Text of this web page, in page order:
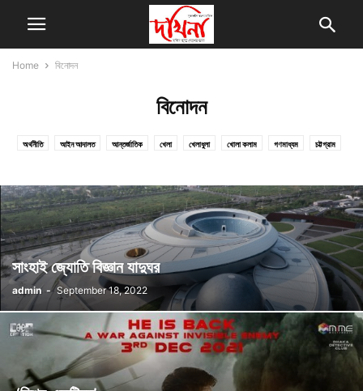
Home বিনোদন
বিনোদন
অর্থনীতি আইন আদালত আন্তর্জাতিক খেলা খেলাধুলা খোলা কলাম গণমাধ্যম চট্টগ্রাম
প্রধান খবর প্রবাস প্রযুক্তি ফ্যাশন বিনোদন বিশেষ রচনা ভিন্ন খবর ভ্রমন
মাসিক দখিনা রাজনীতি রান্না-বান্না লাইফস্টাইল শিক্ষাঙ্গণ শিল্প সাহিত্য সংগঠন
সম্পাদকীয় সাম্প্রতিক স্বাস্থ্য প্রতিদিন
সাংহাই জ্যোতি বিজ্ঞান যাদুঘর
admin - September 18, 2022